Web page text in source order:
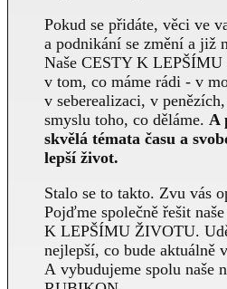
Pokud se přidáte, věci ve
a podnikání se změní a již
Naše CESTY K
v tom, co máme rádi - v
v seberealizaci, v
smyslu toho, co děláme. A
skvělá témata času a
lepší život.
Stalo se to takto. Zvu vás
Pojďme společně řešit
K LEPŠÍMU ŽIVOTU.
nejlepší, co bude aktuálně
A vybudujeme spolu naše